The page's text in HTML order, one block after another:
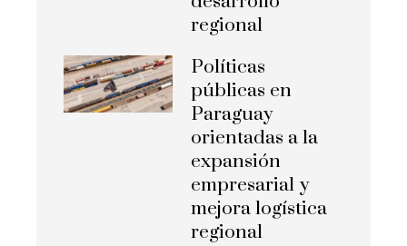
regional
Políticas
públicas en
Paraguay
orientadas a la
expansión
empresarial y
mejora logística
regional